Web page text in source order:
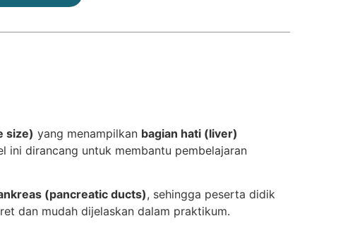
size) yang menampilkan bagian hati (liver)
ini dirancang untuk membantu pembelajaran
(pancreatic ducts), sehingga peserta didik
dan mudah dijelaskan dalam praktikum.